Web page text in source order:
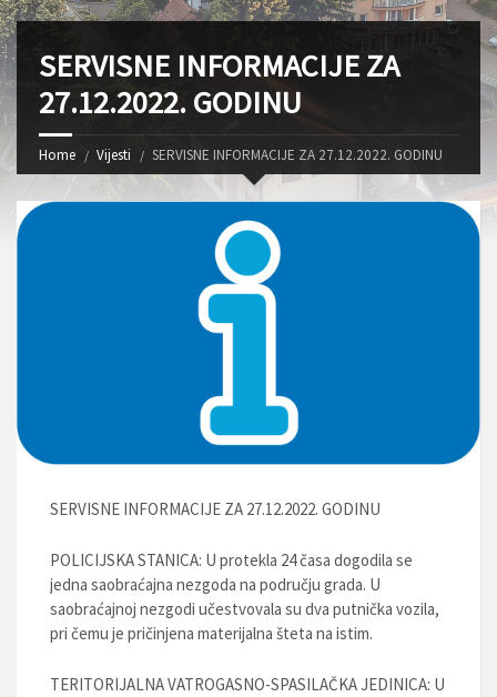
SERVISNE INFORMACIJE ZA
27.12.2022. GODINU
Home Vijesti SERVISNE INFORMACIJE ZA 27.12.2022. GODINU
SERVISNE INFORMACIJE ZA 27.12.2022. GODINU
POLICIJSKA STANICA: U protekla 24 časa dogodila se
jedna saobraćajna nezgoda na području grada. U
saobraćajnoj nezgodi učestvovala su dva putnička vozila,
pri čemu je pričinjena materijalna šteta na istim.
TERITORIJALNA VATROGASNO-SPASILAČKA JEDINICA: U